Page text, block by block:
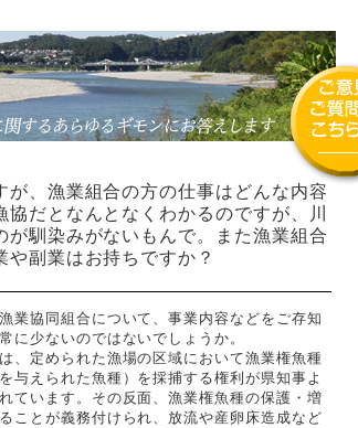
、漁業組合の方の仕事はどんな内容
だとなんとなくわかるのですが、川
が馴染みがないもんで。また漁業組合
や副業はお持ちですか？
業協同組合について、事業内容などをご存知
に少ないのではないでしょうか。
、定められた漁場の区域において漁業権魚種
を与えられた魚種）を採捕する権利が県知事よ
ています。その反面、漁業権魚種の保護・増
ことが義務付けられ、放流や産卵床造成など